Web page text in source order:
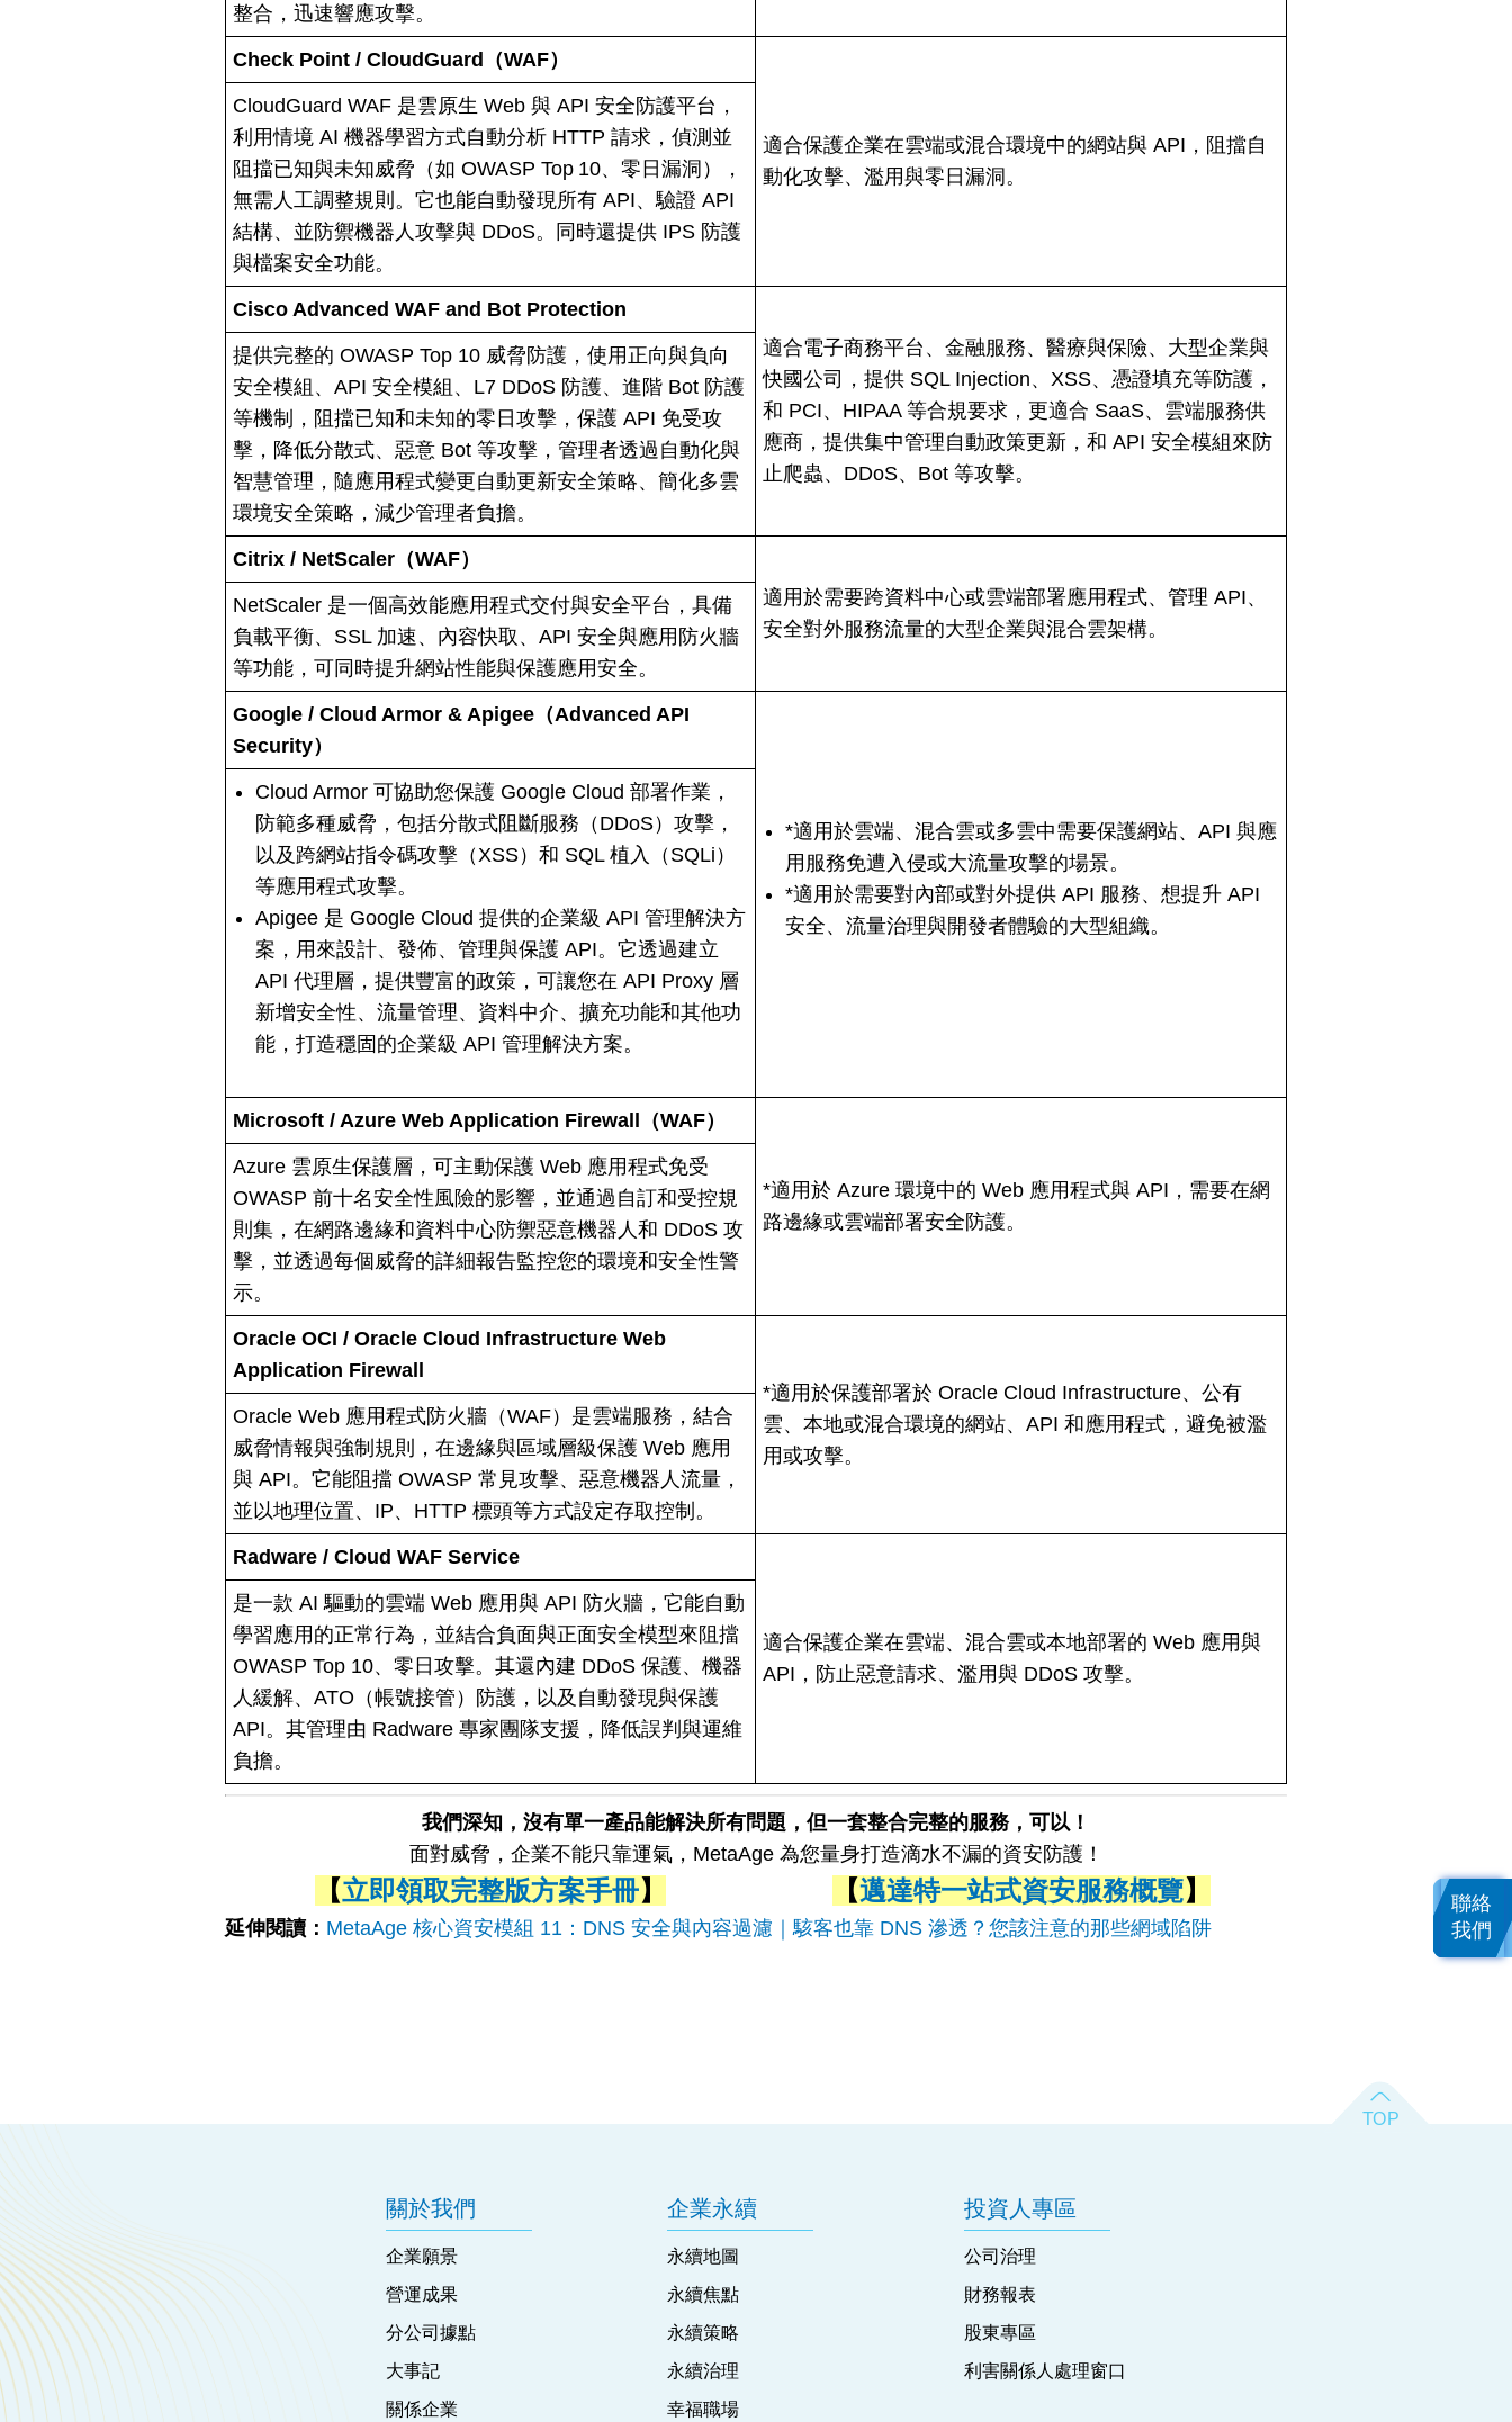
整合，迅速響應攻擊。
Check Point / CloudGuard（WAF）
適合保護企業在雲端或混合環境中的網站與 API，阻擋自
動化攻擊、濫用與零日漏洞。
CloudGuard WAF 是雲原生 Web 與 API 安全防護平台，
利用情境 AI 機器學習方式自動分析 HTTP 請求，偵測並
阻擋已知與未知威脅（如 OWASP Top 10、零日漏洞），
無需人工調整規則。它也能自動發現所有 API、驗證 API
結構、並防禦機器人攻擊與 DDoS。同時還提供 IPS 防護
與檔案安全功能。
Cisco Advanced WAF and Bot Protection
適合電子商務平台、金融服務、醫療與保險、大型企業與
快國公司，提供 SQL Injection、XSS、憑證填充等防護，
和 PCI、HIPAA 等合規要求，更適合 SaaS、雲端服務供
應商，提供集中管理自動政策更新，和 API 安全模組來防
止爬蟲、DDoS、Bot 等攻擊。
提供完整的 OWASP Top 10 威脅防護，使用正向與負向
安全模組、API 安全模組、L7 DDoS 防護、進階 Bot 防護
等機制，阻擋已知和未知的零日攻擊，保護 API 免受攻
擊，降低分散式、惡意 Bot 等攻擊，管理者透過自動化與
智慧管理，隨應用程式變更自動更新安全策略、簡化多雲
環境安全策略，減少管理者負擔。
Citrix / NetScaler（WAF）
適用於需要跨資料中心或雲端部署應用程式、管理 API、
安全對外服務流量的大型企業與混合雲架構。
NetScaler 是一個高效能應用程式交付與安全平台，具備
負載平衡、SSL 加速、內容快取、API 安全與應用防火牆
等功能，可同時提升網站性能與保護應用安全。
Google / Cloud Armor & Apigee（Advanced API
Security）
*適用於雲端、混合雲或多雲中需要保護網站、API 與應
用服務免遭入侵或大流量攻擊的場景。
*適用於需要對內部或對外提供 API 服務、想提升 API
安全、流量治理與開發者體驗的大型組織。
Cloud Armor 可協助您保護 Google Cloud 部署作業，
防範多種威脅，包括分散式阻斷服務（DDoS）攻擊，
以及跨網站指令碼攻擊（XSS）和 SQL 植入（SQLi）
等應用程式攻擊。
Apigee 是 Google Cloud 提供的企業級 API 管理解決方
案，用來設計、發佈、管理與保護 API。它透過建立
API 代理層，提供豐富的政策，可讓您在 API Proxy 層
新增安全性、流量管理、資料中介、擴充功能和其他功
能，打造穩固的企業級 API 管理解決方案。
Microsoft / Azure Web Application Firewall（WAF）
*適用於 Azure 環境中的 Web 應用程式與 API，需要在網
路邊緣或雲端部署安全防護。
Azure 雲原生保護層，可主動保護 Web 應用程式免受
OWASP 前十名安全性風險的影響，並通過自訂和受控規
則集，在網路邊緣和資料中心防禦惡意機器人和 DDoS 攻
擊，並透過每個威脅的詳細報告監控您的環境和安全性警
示。
Oracle OCI / Oracle Cloud Infrastructure Web
Application Firewall
*適用於保護部署於 Oracle Cloud Infrastructure、公有
雲、本地或混合環境的網站、API 和應用程式，避免被濫
用或攻擊。
Oracle Web 應用程式防火牆（WAF）是雲端服務，結合
威脅情報與強制規則，在邊緣與區域層級保護 Web 應用
與 API。它能阻擋 OWASP 常見攻擊、惡意機器人流量，
並以地理位置、IP、HTTP 標頭等方式設定存取控制。
Radware / Cloud WAF Service
適合保護企業在雲端、混合雲或本地部署的 Web 應用與
API，防止惡意請求、濫用與 DDoS 攻擊。
是一款 AI 驅動的雲端 Web 應用與 API 防火牆，它能自動
學習應用的正常行為，並結合負面與正面安全模型來阻擋
OWASP Top 10、零日攻擊。其還內建 DDoS 保護、機器
人緩解、ATO（帳號接管）防護，以及自動發現與保護
API。其管理由 Radware 專家團隊支援，降低誤判與運維
負擔。
我們深知，沒有單一產品能解決所有問題，但一套整合完整的服務，可以！
面對威脅，企業不能只靠運氣，MetaAge 為您量身打造滴水不漏的資安防護！
【立即領取完整版方案手冊】 【邁達特一站式資安服務概覽】
延伸閱讀： MetaAge 核心資安模組 11：DNS 安全與內容過濾｜駭客也靠 DNS 滲透？您該注意的那些網域陷阱
關於我們
企業願景
營運成果
分公司據點
大事記
關係企業
企業永續
永續地圖
永續焦點
永續策略
永續治理
幸福職場
投資人專區
公司治理
財務報表
股東專區
利害關係人處理窗口
聯絡
我們